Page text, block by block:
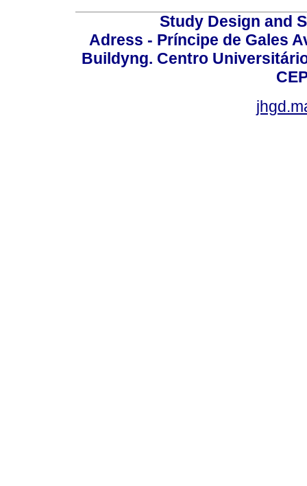
Study Design and
Adress - Príncipe de Gales
Buildyng. Centro